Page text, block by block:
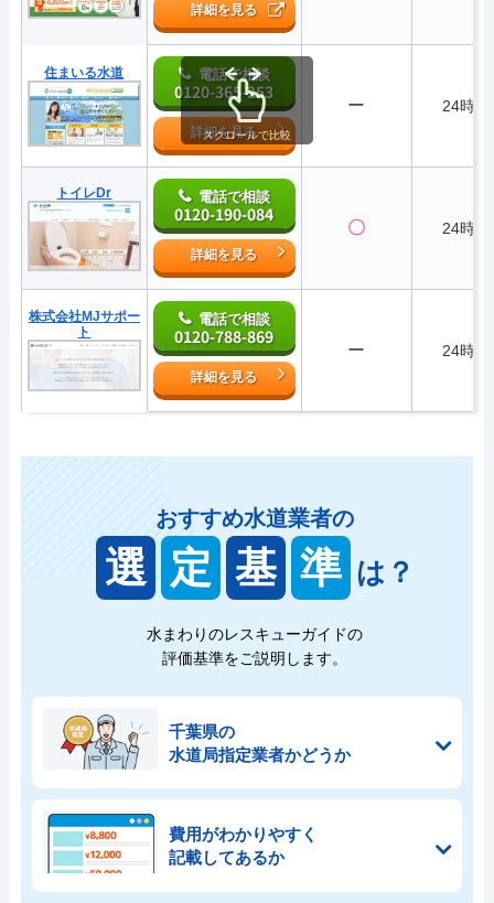
詳細を見る
住まいる水道 電話で相談
0120-365-253
詳細を見る
ー 24時間
トイレDr 電話で相談
0120-190-084
詳細を見る
〇 24時間
株式会社MJサポー
ト
電話で相談
0120-788-869
詳細を見る
ー 24時間
スクロールで比較
おすすめ水道業者の
選 定 基 準 は？
水まわりのレスキューガイドの
評価基準をご説明します。
千葉県の
水道局指定業者かどうか
費用がわかりやすく
記載してあるか